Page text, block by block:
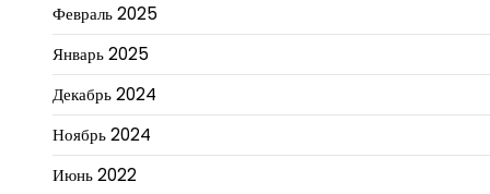
Февраль 2025
Январь 2025
Декабрь 2024
Ноябрь 2024
Июнь 2022